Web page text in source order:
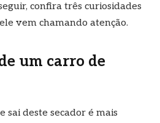
confira três curiosidades
vem chamando atenção.
um carro de
sai deste secador é mais